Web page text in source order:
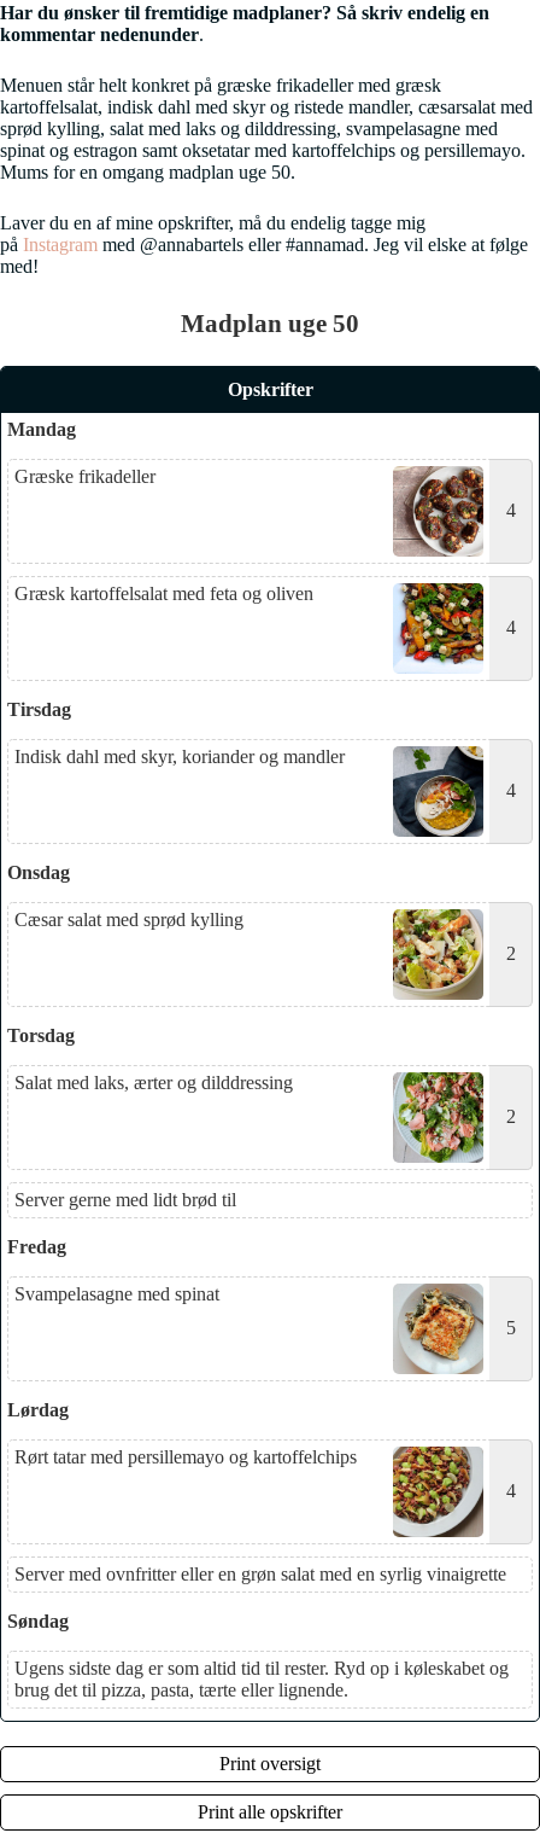
Har du ønsker til fremtidige madplaner? Så skriv endelig en
kommentar nedenunder.
Menuen står helt konkret på græske frikadeller med græsk
kartoffelsalat, indisk dahl med skyr og ristede mandler, cæsarsalat med
sprød kylling, salat med laks og dilddressing, svampelasagne med
spinat og estragon samt oksetatar med kartoffelchips og persillemayo.
Mums for en omgang madplan uge 50.
Laver du en af mine opskrifter, må du endelig tagge mig
på Instagram med @annabartels eller #annamad. Jeg vil elske at følge
med!
Madplan uge 50
Opskrifter
Mandag
Græske frikadeller
4
Græsk kartoffelsalat med feta og oliven
4
Tirsdag
Indisk dahl med skyr, koriander og mandler
4
Onsdag
Cæsar salat med sprød kylling
2
Torsdag
Salat med laks, ærter og dilddressing
2
Server gerne med lidt brød til
Fredag
Svampelasagne med spinat
5
Lørdag
Rørt tatar med persillemayo og kartoffelchips
4
Server med ovnfritter eller en grøn salat med en syrlig vinaigrette
Søndag
Ugens sidste dag er som altid tid til rester. Ryd op i køleskabet og
brug det til pizza, pasta, tærte eller lignende.
Print oversigt
Print alle opskrifter